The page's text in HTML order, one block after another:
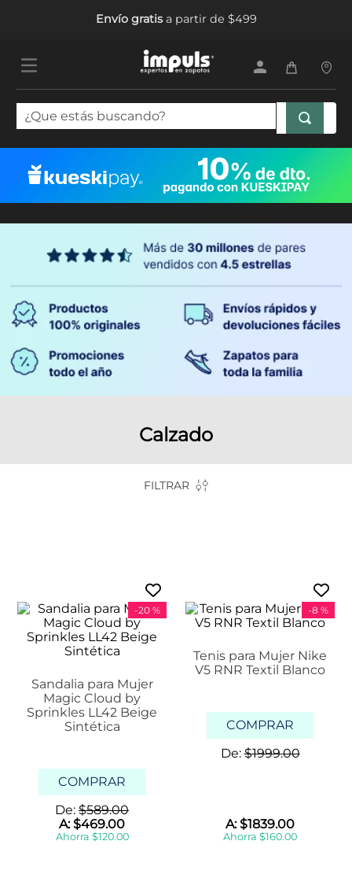
Envío gratisa partir de $499
¿Que estás buscando?
Calzado
FILTRAR
-20 %
Sandalia para Mujer
Magic Cloud by
Sprinkles LL42 Beige
Sintética
COMPRAR
De: $589.00
A:$469.00
Ahorra $120.00
-8 %
Tenis para Mujer Nike
V5 RNR Textil Blanco
COMPRAR
De:$1999.00
A:$1839.00
Ahorra $160.00
1.
tenis mujer
botas mujer
5. tenis